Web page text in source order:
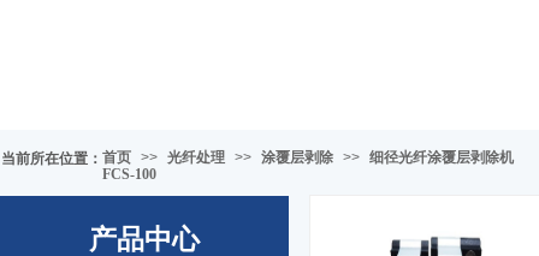
当前所在位置 ： 首页 >> 光纤处理 >> 涂覆层剥除 >> 细径光纤涂覆层剥除机
FCS-100
产品中心